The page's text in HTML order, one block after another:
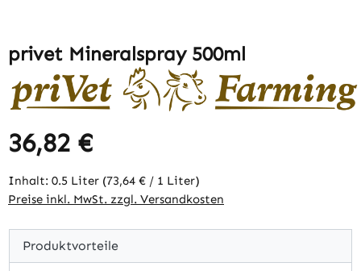
privet Mineralspray 500ml
Regulärer Preis:
36,82 €
Inhalt: 0.5 Liter (73,64 € / 1 Liter)
Preise inkl. MwSt. zzgl. Versandkosten
Produktvorteile